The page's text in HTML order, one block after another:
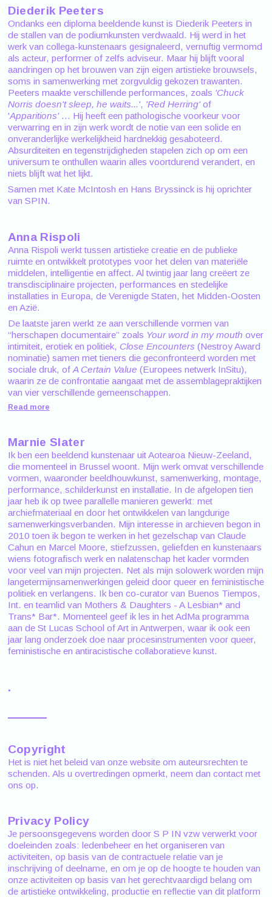
Diederik Peeters
Ondanks een diploma beeldende kunst is Diederik Peeters in
de stallen van de podiumkunsten verdwaald. Hij werd in het
werk van collega-kunstenaars gesignaleerd, vernuftig vermomd
als acteur, performer of zelfs adviseur. Maar hij blijft vooral
aandringen op het brouwen van zijn eigen artistieke brouwsels,
soms in samenwerking met zorgvuldig gekozen trawanten.
Peeters maakte verschillende performances, zoals 'Chuck
Norris doesn't sleep, he waits...', 'Red Herring'of
'Apparitions'... Hij heeft een pathologische voorkeur voor
verwarring en in zijn werk wordt de notie van een solide en
onveranderlijke werkelijkheid hardnekkig gesaboteerd.
Absurditeiten en tegenstrijdigheden stapelen zich op om een
universum te onthullen waarin alles voortdurend verandert, en
niets blijft wat het lijkt.
Samen met Kate McIntosh en Hans Bryssinck is hij oprichter
van SPIN.
Anna Rispoli
Anna Rispoli werkt tussen artistieke creatie en de publieke
ruimte en ontwikkelt prototypes voor het delen van materiële
middelen, intelligentie en affect. Al twintig jaar lang creëert ze
transdisciplinaire projecten, performances en stedelijke
installaties in Europa, de Verenigde Staten, het Midden-Oosten
en Azië.
De laatste jaren werkt ze aan verschillende vormen van
“herschapen documentaire” zoals Your word in my mouth over
intimiteit, erotiek en politiek, Close Encounters(Nestroy Award
nominatie) samen met tieners die geconfronteerd worden met
sociale druk, of A Certain Value (Europees netwerk InSitu),
waarin ze de confrontatie aangaat met de assemblagepraktijken
van vier verschillende gemeenschappen.
Read more
Marnie Slater
Ik ben een beeldend kunstenaar uit Aotearoa Nieuw-Zeeland,
die momenteel in Brussel woont. Mijn werk omvat verschillende
vormen, waaronder beeldhouwkunst, samenwerking, montage,
performance, schilderkunst en installatie. In de afgelopen tien
jaar heb ik op twee parallelle manieren gewerkt: met
archiefmateriaal en door het ontwikkelen van langdurige
samenwerkingsverbanden. Mijn interesse in archieven begon in
2010 toen ik begon te werken in het gezelschap van Claude
Cahun en Marcel Moore, stiefzussen, geliefden en kunstenaars
wiens fotografisch werk en nalatenschap het kader vormden
voor veel van mijn projecten. Net als mijn solowerk worden mijn
langetermijnsamenwerkingen geleid door queer en feministische
politiek en verlangens. Ik ben co-curator van Buenos Tiempos,
Int. en teamlid van Mothers & Daughters - A Lesbian* and
Trans* Bar*. Momenteel geef ik les in het AdMa programma
aan de St Lucas School of Art in Antwerpen, waar ik ook een
jaar lang onderzoek doe naar procesinstrumenten voor queer,
feministische en antiracistische collaboratieve kunst.
.
Copyright
Het is niet het beleid van onze website om auteursrechten te
schenden. Als u overtredingen opmerkt, neem dan contact met
ons op.
Privacy Policy
Je persoonsgegevens worden door S P IN vzw verwerkt voor
doeleinden zoals: ledenbeheer en het organiseren van
activiteiten, op basis van de contractuele relatie van je
inschrijving of deelname, en om je op de hoogte te houden van
onze activiteiten op basis van het gerechtvaardigd belang om
de artistieke ontwikkeling, productie en reflectie van dit platform